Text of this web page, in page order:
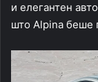
и елегантен
што Alpina беше